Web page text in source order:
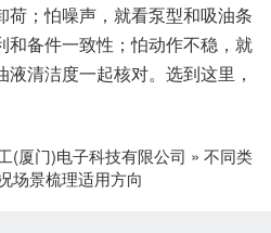
荷；怕噪声，就看泵型和吸油条
和备件一致性；怕动作不稳，就
清洁度一起核对。选到这里，
(厦门)电子科技有限公司 » 不同类
场景梳理适用方向